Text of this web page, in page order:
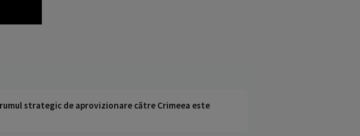
strategic de aprovizionare către Crimeea este